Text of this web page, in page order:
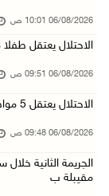
06/آب/2026 08:36 ص
الاحتلال يقتحم
تواصل
05/آب/2026 11:08 م
06/08/2026 10:01 ص
الاحتلال يعتقل
06/08/2026 09:51 ص
الاحتلال يعتقل 5 مواطنين من الخليل
06/08/2026 09:48 ص
الجريمة الثانية
مقيبلة ب